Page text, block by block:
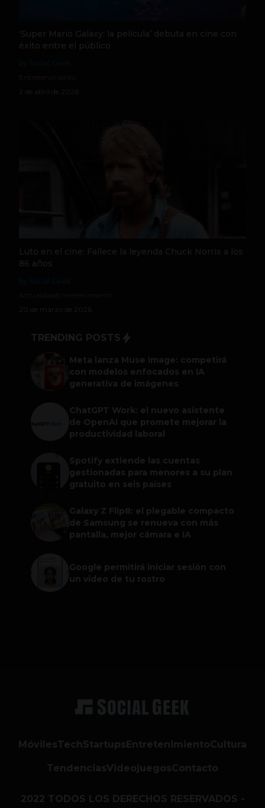
‘Super Mario Galaxy: la película’ debuta en cine con
éxito entre el público
2 de abril de 2026
Luto en el cine: Fallece la leyenda Chuck Norris a los
86 años
20 de marzo de 2026
TRENDING POSTS
Meta lanza Muse Image: competirá
con modelos enfocados en IA
generativa de imágenes
ChatGPT Work: el nuevo asistente
de OpenAI que promete mejorar la
productividad laboral
Spotify extiende las cuentas
gestionadas para menores a su plan
gratuito en seis países
Galaxy Z Flip8: el plegable compacto
de Samsung se renueva con más
pantalla, mejor cámara e IA
Google permitirá iniciar sesión con
un video de tu rostro